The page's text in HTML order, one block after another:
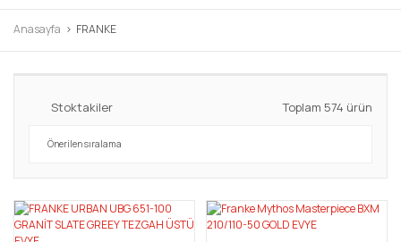
Anasayfa FRANKE
Stoktakiler Toplam 574 ürün